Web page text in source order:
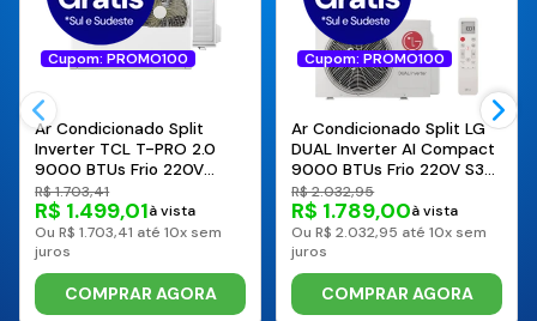
Cupom: PROMO100
Ar Condicionado Split
Inverter TCL T-PRO 2.0
9000 BTUs Frio 220V
TAC-09CTG2-INV
R$ 1.703,41
R$ 1.499,01à vista
Ou R$ 1.703,41 até 10x sem
juros
COMPRAR AGORA
Cupom: PROMO100
Ar Condicionado Split LG
DUAL Inverter AI Compact
9000 BTUs Frio 220V S3-
Q09AAQAL
R$ 2.032,95
R$ 1.789,00à vista
Ou R$ 2.032,95 até 10x sem
juros
COMPRAR AGORA